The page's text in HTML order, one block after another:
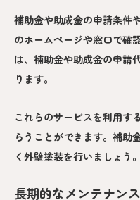
補助金や助成金の申請条件
のホームページや窓口で確
は、補助金や助成金の申請
ります。
これらのサービスを利用す
らうことができます。補助
く外壁塗装を行いましょう。
長期的なメンテナン